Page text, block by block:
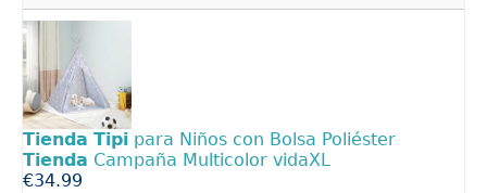
Tienda Tipi para Niños con Bolsa Poliéster
Tienda Campaña Multicolor vidaXL
€34.99